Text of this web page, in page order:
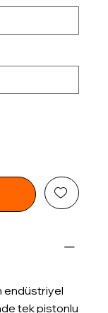
endüstriyel
tek pistonlu